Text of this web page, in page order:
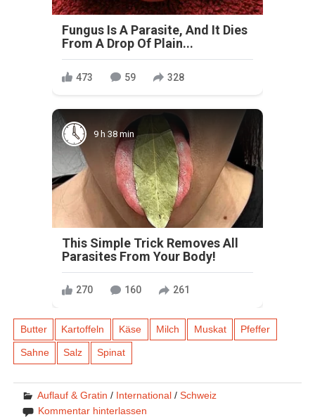
Fungus Is A Parasite, And It Dies
From A Drop Of Plain...
473 59 328
9 h 38 min
This Simple Trick Removes All
Parasites From Your Body!
270 160 261
Butter Kartoffeln Käse Milch Muskat Pfeffer
Sahne Salz Spinat
Auflauf & Gratin / International /Schweiz
Kommentar hinterlassen